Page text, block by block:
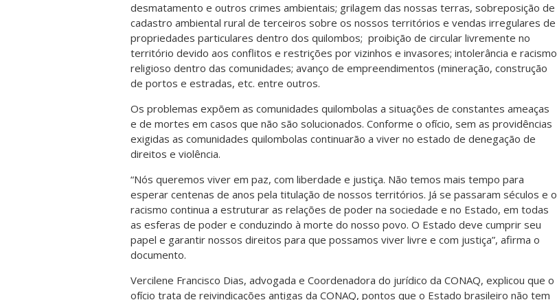
desmatamento e outros crimes ambientais; grilagem das nossas terras, sobreposição de
cadastro ambiental rural de terceiros sobre os nossos territórios e vendas irregulares de
propriedades particulares dentro dos quilombos; proibição de circular livremente no
território devido aos conflitos e restrições por vizinhos e invasores; intolerância e racismo
religioso dentro das comunidades; avanço de empreendimentos (mineração, construção
de portos e estradas, etc. entre outros.
Os problemas expõem as comunidades quilombolas a situações de constantes ameaças
e de mortes em casos que não são solucionados. Conforme o ofício, sem as providências
exigidas as comunidades quilombolas continuarão a viver no estado de denegação de
direitos e violência.
“Nós queremos viver em paz, com liberdade e justiça. Não temos mais tempo para
esperar centenas de anos pela titulação de nossos territórios. Já se passaram séculos e o
racismo continua a estruturar as relações de poder na sociedade e no Estado, em todas
as esferas de poder e conduzindo à morte do nosso povo. O Estado deve cumprir seu
papel e garantir nossos direitos para que possamos viver livre e com justiça”, afirma o
documento.
Vercilene Francisco Dias, advogada e Coordenadora do jurídico da CONAQ, explicou que o
ofício trata de reivindicações antigas da CONAQ, pontos que o Estado brasileiro não tem